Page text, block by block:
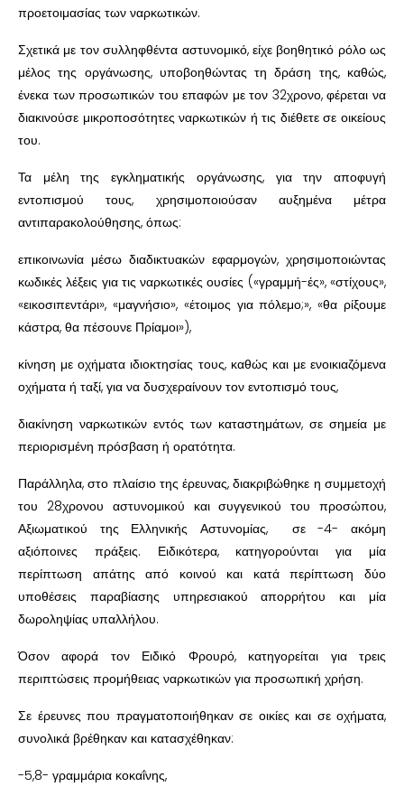
προετοιμασίας των ναρκωτικών.
Σχετικά με τον συλληφθέντα αστυνομικό, είχε βοηθητικό ρόλο ως
μέλος της οργάνωσης, υποβοηθώντας τη δράση της, καθώς,
ένεκα των προσωπικών του επαφών με τον 32χρονο, φέρεται να
διακινούσε μικροποσότητες ναρκωτικών ή τις διέθετε σε οικείους
του.
Τα μέλη της εγκληματικής οργάνωσης, για την αποφυγή
εντοπισμού τους, χρησιμοποιούσαν αυξημένα μέτρα
αντιπαρακολούθησης, όπως:
επικοινωνία μέσω διαδικτυακών εφαρμογών, χρησιμοποιώντας
κωδικές λέξεις για τις ναρκωτικές ουσίες («γραμμή-ές», «στίχους»,
«εικοσιπεντάρι», «μαγνήσιο», «έτοιμος για πόλεμο;», «θα ρίξουμε
κάστρα, θα πέσουνε Πρίαμοι»),
κίνηση με οχήματα ιδιοκτησίας τους, καθώς και με ενοικιαζόμενα
οχήματα ή ταξί, για να δυσχεραίνουν τον εντοπισμό τους,
διακίνηση ναρκωτικών εντός των καταστημάτων, σε σημεία με
περιορισμένη πρόσβαση ή ορατότητα.
Παράλληλα, στο πλαίσιο της έρευνας, διακριβώθηκε η συμμετοχή
του 28χρονου αστυνομικού και συγγενικού του προσώπου,
Αξιωματικού της Ελληνικής Αστυνομίας, σε -4- ακόμη
αξιόποινες πράξεις. Ειδικότερα, κατηγορούνται για μία
περίπτωση απάτης από κοινού και κατά περίπτωση δύο
υποθέσεις παραβίασης υπηρεσιακού απορρήτου και μία
δωροληψίας υπαλλήλου.
Όσον αφορά τον Ειδικό Φρουρό, κατηγορείται για τρεις
περιπτώσεις προμήθειας ναρκωτικών για προσωπική χρήση.
Σε έρευνες που πραγματοποιήθηκαν σε οικίες και σε οχήματα,
συνολικά βρέθηκαν και κατασχέθηκαν:
-5,8- γραμμάρια κοκαΐνης,